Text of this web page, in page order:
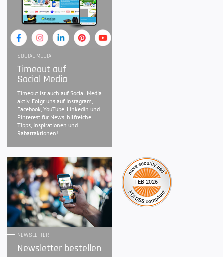
SOCIAL MEDIA
Timeout auf
Social Media
Timeout ist auch auf Social Media
aktiv. Folgt uns auf Instagram
Facebook YouTube LinkedIn und
Pinterest für News, hilfreiche
Tipps, Inspirationen und
Rabattaktionen!
NEWSLETTER
Newsletter bestellen